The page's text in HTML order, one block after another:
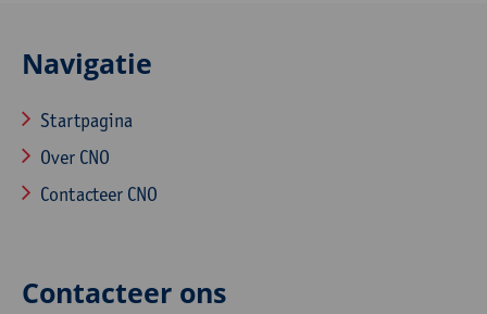
Navigatie
Startpagina
Over CNO
Contacteer CNO
Contacteer ons